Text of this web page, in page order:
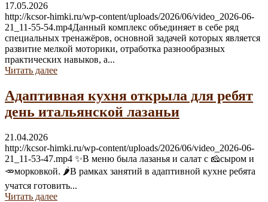
17.05.2026
http://kcsor-himki.ru/wp-content/uploads/2026/06/video_2026-06-
21_11-55-54.mp4Данный комплекс объединяет в себе ряд
специальных тренажёров, основной задачей которых является
развитие мелкой моторики, отработка разнообразных
практических навыков, а...
Читать далее
Адаптивная кухня открыла для ребят
день итальянской лазаньи
21.04.2026
http://kcsor-himki.ru/wp-content/uploads/2026/06/video_2026-06-
21_11-53-47.mp4 ✨В меню была лазанья и салат с 🧀сыром и
🥕морковкой. 🌶В рамках занятий в адаптивной кухне ребята
учатся готовить...
Читать далее